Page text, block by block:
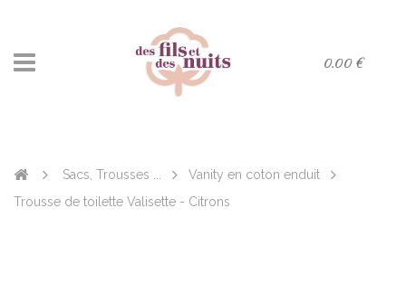
0.00 €
Sacs, Trousses ...
Vanity en coton enduit
Trousse de toilette Valisette - Citrons